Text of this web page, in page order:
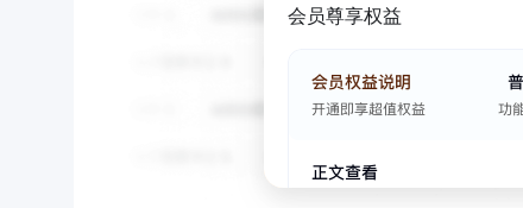
会员尊享权益